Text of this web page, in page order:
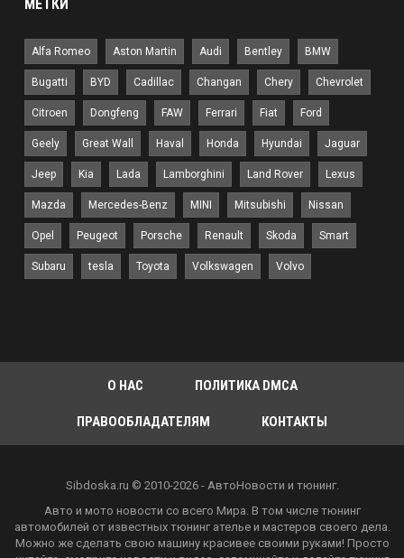
МЕТКИ
Alfa Romeo Aston Martin Audi Bentley BMW
Bugatti BYD Cadillac Changan Chery Chevrolet
Citroen Dongfeng FAW Ferrari Fiat Ford
Geely Great Wall Haval Honda Hyundai Jaguar
Jeep Kia Lada Lamborghini Land Rover Lexus
Mazda Mercedes-Benz MINI Mitsubishi Nissan
Opel Peugeot Porsche Renault Skoda Smart
Subaru tesla Toyota Volkswagen Volvo
О НАС ПОЛИТИКА DMCA
ПРАВООБЛАДАТЕЛЯМ КОНТАКТЫ
Sibdoska.ru © 2010-2026 - АвтоНовости и тюнинг.
Авто и мото новости со всего Мира. В том числе тюнинг
автомобилей от известных тюнинг ателье и мастеров своего дела.
Можно же сделать свою машину красивее своими руками! Просто